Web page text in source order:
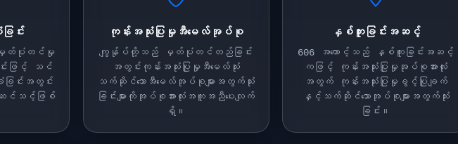
ြင်း
မှတ်ပုံတင်မှု
င်းဖြင့် သင်
ြင်းအတွင်း
ဆင်သင့်ဖြစ်
ကုန်းအသုံးပြုမှုအီမေလ်အုပ်စု
ကျွန်ုပ်တို့သည် မှတ်ပုံတင်တည်ခြင်း
အတွင်းကုန်းအသုံးပြုမှုအီမေလ်သုံး
သက်ဆိုင်သောအီမေလ်အုပ်စုများအတွက်သုံး
ခြင်းများကိုအုပ်စုအားလုံးအကူအညီပေးလျက်
ရှိ။
နှစ်ကူးခြင်းအဆင့်
606 အကောင့်သည် နှစ်ကူးခြင်းအဆင့်
ကဖြင့် ကုန်းအသုံးပြုမှုအုပ်စုအားလုံး
အတွက် ကုန်းအသုံးပြုမှုခွင့်ပြုချက်
နှင့်သက်ဆိုင်သောအုပ်စုများအတွက်သုံး
ခြင်း။